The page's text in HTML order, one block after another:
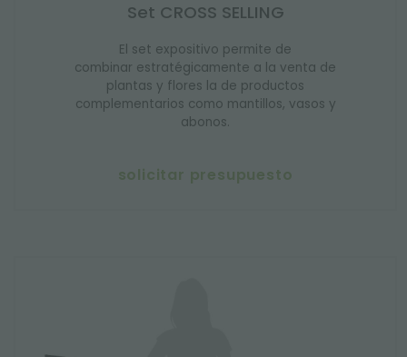
Set CROSS SELLING
El set expositivo permite de
combinar estratégicamente a la venta de
plantas y flores la de productos
complementarios como mantillos, vasos y
abonos.
solicitar presupuesto